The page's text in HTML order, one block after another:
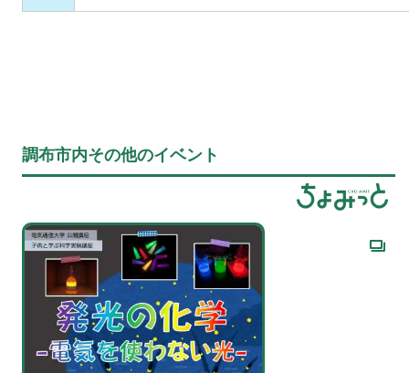
調布市内その他のイベント